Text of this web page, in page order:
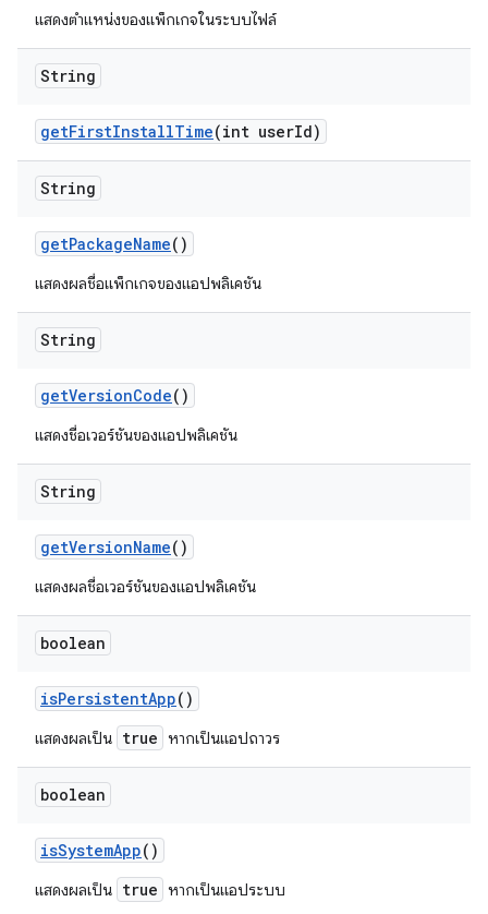
แสดงตำแหน่งของแพ็กเกจในระบบไฟล์
String
getFirstInstallTime(int userId)
String
getPackageName()
แสดงผลชื่อแพ็กเกจของแอปพลิเคชัน
String
getVersionCode()
แสดงชื่อเวอร์ชันของแอปพลิเคชัน
String
getVersionName()
แสดงผลชื่อเวอร์ชันของแอปพลิเคชัน
boolean
isPersistentApp()
แสดงผลเป็น true หากเป็นแอปถาวร
boolean
isSystemApp()
แสดงผลเป็น true หากเป็นแอประบบ